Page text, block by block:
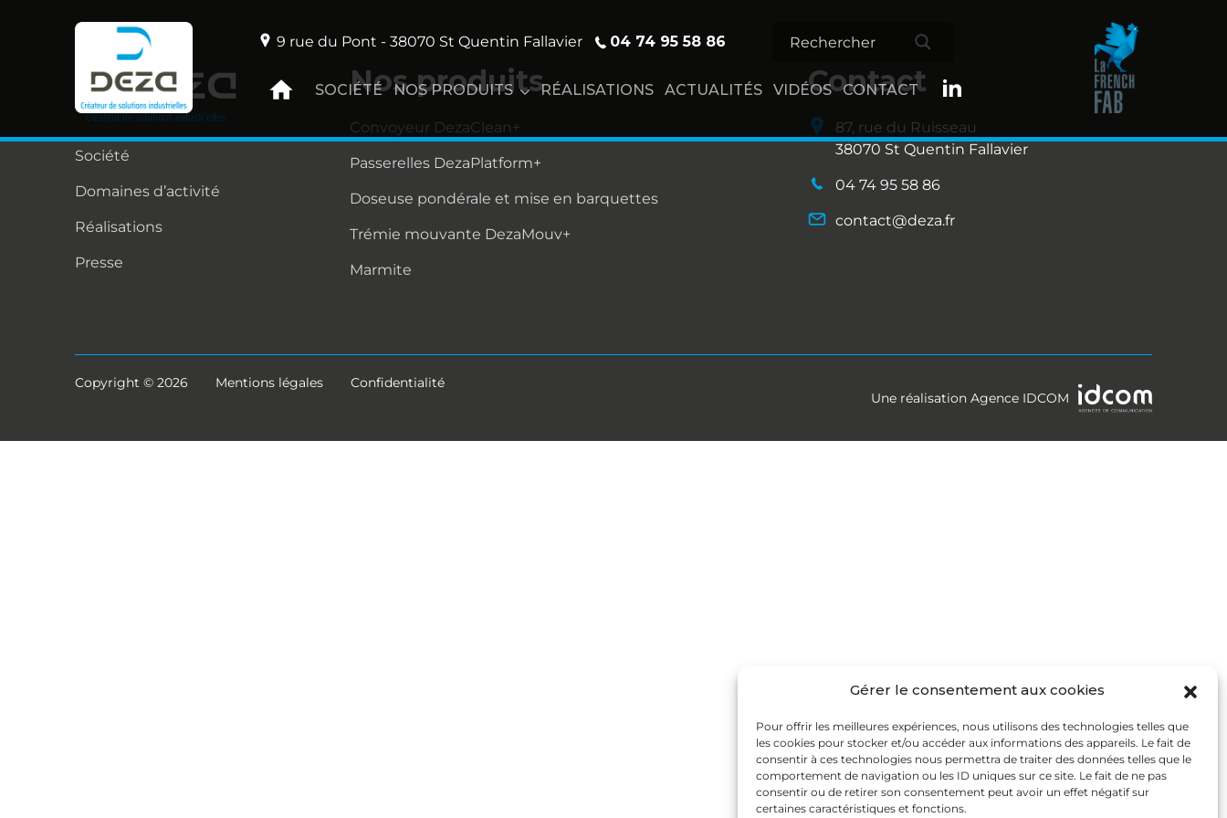
Gérer le consentement aux cookies
Pour offrir les meilleures expériences, nous utilisons des technologies telles que
les cookies pour stocker et/ou accéder aux informations des appareils. Le fait de
consentir à ces technologies nous permettra de traiter des données telles que le
comportement de navigation ou les ID uniques sur ce site. Le fait de ne pas
consentir ou de retirer son consentement peut avoir un effet négatif sur
certaines caractéristiques et fonctions.
9 rue du Pont - 38070 St Quentin Fallavier 04 74 95 58 86
SOCIÉTÉ NOS PRODUITS RÉALISATIONS ACTUALITÉS VIDÉOS CONTACT
Société
Domaines d’activité
Réalisations
Presse
Nos produits
Convoyeur DezaClean+
Passerelles DezaPlatform+
Doseuse pondérale et mise en barquettes
Trémie mouvante DezaMouv+
Marmite
Contact
87, rue du Ruisseau
38070 St Quentin Fallavier
04 74 95 58 86
contact@deza.fr
Copyright © 2026 Mentions légales
Confidentialité
Une réalisation Agence IDCOM